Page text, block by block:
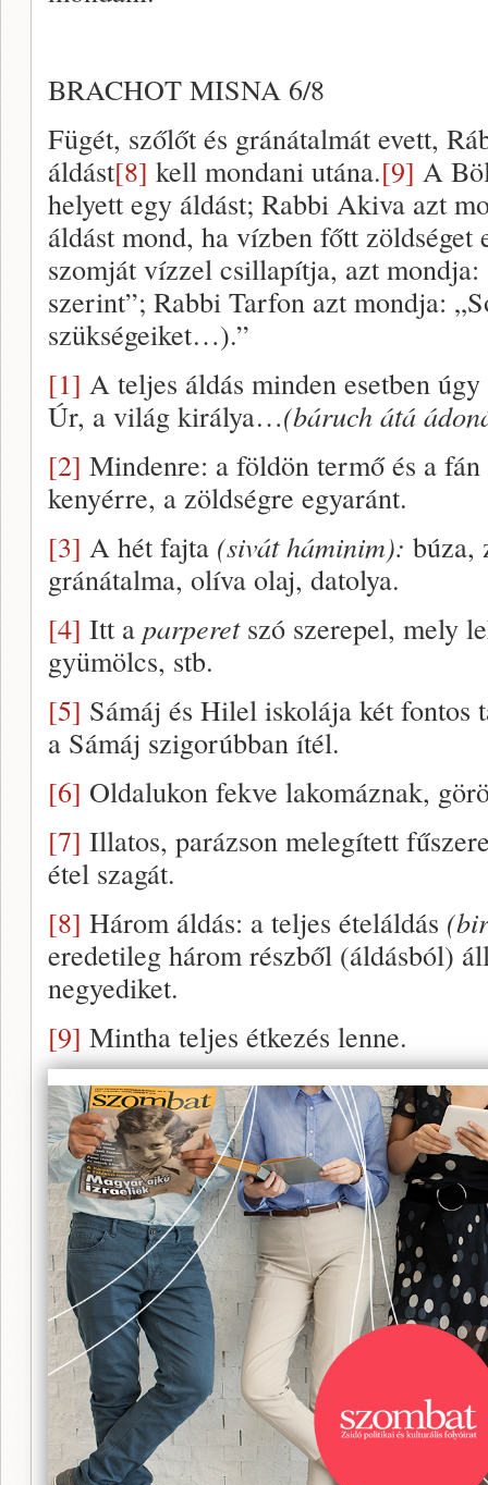
BRACHOT MISNA 6/8
Fügét, szőlőt és gránátalmát evett,
áldást[8] kell mondani utána.[9] A
helyett egy áldást; Rabbi Akiva azt
áldást mond, ha vízben főtt zöldséget
szomját vízzel csillapítja, azt mondja:
szerint”; Rabbi Tarfon azt mondja:
szükségeiket…).”
[1] A teljes áldás minden esetben
Úr, a világ királya…(báruch átá
[2] Mindenre: a földön termő és a
kenyérre, a zöldségre egyaránt.
[3] A hét fajta (sivát háminim): búza,
gránátalma, olíva olaj, datolya.
[4] Itt a parperetszó szerepel, mely
gyümölcs, stb.
[5] Sámáj és Hilel iskolája két fontos
a Sámáj szigorúbban ítél.
[6] Oldalukon fekve lakomáznak,
[7] Illatos, parázson melegített
étel szagát.
[8] Három áldás: a teljes ételáldás
eredetileg három részből (áldásból)
negyediket.
[9] Mintha teljes étkezés lenne.